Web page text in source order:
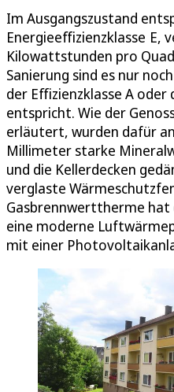
Im Ausgangszustand
Energieeffizienzklasse E,
Kilowattstunden pro
Sanierung sind es nur
der Effizienzklasse A oder
entspricht. Wie der
erläutert, wurden dafür
Millimeter starke
und die Kellerdecken
verglaste
Gasbrennwerttherme hat
eine moderne
mit einer